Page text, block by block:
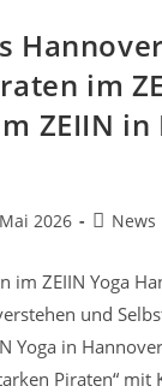
im
ZEIIN
2026
Beitrags-
News
im ZEIIN Yoga
und
Yoga in
Piraten“ mit